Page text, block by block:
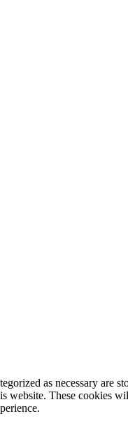
as necessary are
website. These cookies